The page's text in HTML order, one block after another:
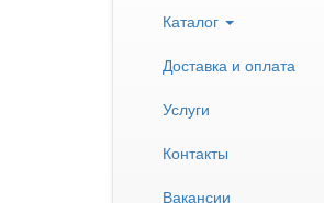
Каталог
Доставка и оплата
Услуги
Контакты
Вакансии